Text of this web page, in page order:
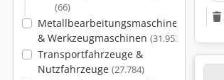
(66)
Metallbearbeitungsmaschinen
& Werkzeugmaschinen (31.953)
Transportfahrzeuge &
Nutzfahrzeuge (27.784)